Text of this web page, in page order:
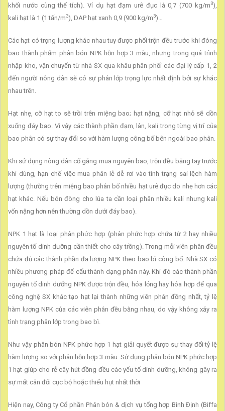
khối nước cùng thể tích). Ví dụ hạt đạm urê đục là 0,7 (700 kg/m3),
kali hạt là 1 (1 tấn/m3), DAP hạt xanh 0,9 (900 kg/m3)…
Các hạt có trọng lượng khác nhau tuy được phối trộn đều trước khi đóng
bao thành phẩm phân bón NPK hỗn hợp 3 màu, nhưng trong quá trình
nhập kho, vận chuyển từ nhà SX qua khâu phân phối các đại lý cấp 1, 2
đến người nông dân sẽ có sự phân lớp trọng lực nhất định bởi sự khác
nhau trên.
Hạt nhẹ, cỡ hạt to sẽ trồi trên miệng bao; hạt nặng, cỡ hạt nhỏ sẽ dồn
xuống đáy bao. Vì vậy các thành phần đạm, lân, kali trong từng vị trí của
bao phân có sự thay đổi so với hàm lượng công bố bên ngoài bao phân.
Khi sử dụng nông dân cố gắng mua nguyên bao, trộn đều bằng tay trước
khi dùng, hạn chế việc mua phân lẻ dễ rơi vào tình trạng sai lệch hàm
lượng (thường trên miệng bao phân bố nhiều hạt urê đục do nhẹ hơn các
hạt khác. Nếu bón đòng cho lúa ta cần loại phân nhiều kali nhưng kali
vốn nặng hơn nên thường dồn dưới đáy bao).
NPK 1 hạt là loại phân phức hợp (phân phức hợp chứa từ 2 hay nhiều
nguyên tố dinh dưỡng cần thiết cho cây trồng). Trong mỗi viên phân đều
chứa đủ các thành phần đa lượng NPK theo bao bì công bố. Nhà SX có
nhiều phương pháp để cấu thành dạng phân này. Khi đó các thành phần
nguyên tố dinh dưỡng NPK được trộn đều, hóa lỏng hay hóa hợp để qua
công nghệ SX khác tạo hạt lại thành những viên phân đồng nhất, tỷ lệ
hàm lượng NPK của các viên phân đều bằng nhau, do vậy không xảy ra
tình trạng phân lớp trong bao bì.
Như vậy phân bón NPK phức hợp 1 hạt giải quyết được sự thay đổi tỷ lệ
hàm lượng so với phân hỗn hợp 3 màu. Sử dụng phân bón NPK phức hợp
1 hạt giúp cho rễ cây hút đồng đều các yếu tố dinh dưỡng, không gây ra
sự mất cân đối cục bộ hoặc thiếu hụt nhất thời
Hiện nay, Công ty Cổ phần Phân bón & dịch vụ tổng hợp Bình Định (Biffa